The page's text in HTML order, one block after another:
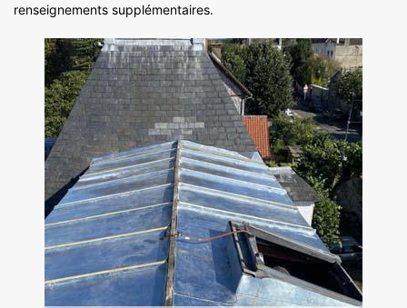
renseignements supplémentaires.